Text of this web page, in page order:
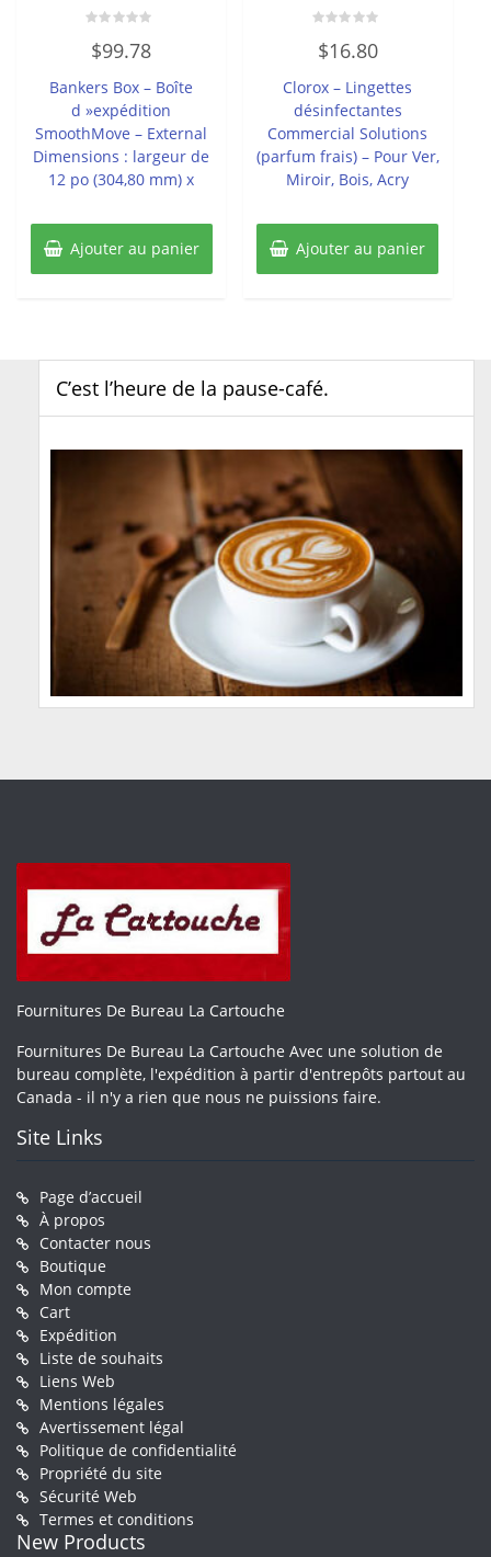
0
sur
$99.78
Bankers Box – Boîte
d »expédition
SmoothMove – External
Dimensions : largeur de
12 po (304,80 mm) x
Ajouter au panier
0
sur
$16.80
Clorox – Lingettes
désinfectantes
Commercial Solutions
(parfum frais) – Pour Ver,
Miroir, Bois, Acry
Ajouter au panier
C’est l’heure de la pause-café.
Fournitures De Bureau La Cartouche
Fournitures De Bureau La Cartouche Avec une solution de
bureau complète, l'expédition à partir d'entrepôts partout au
Canada - il n'y a rien que nous ne puissions faire.
Site Links
Page d’accueil
À propos
Contacter nous
Boutique
Mon compte
Cart
Expédition
Liste de souhaits
Liens Web
Mentions légales
Avertissement légal
Politique de confidentialité
Propriété du site
Sécurité Web
Termes et conditions
New Products